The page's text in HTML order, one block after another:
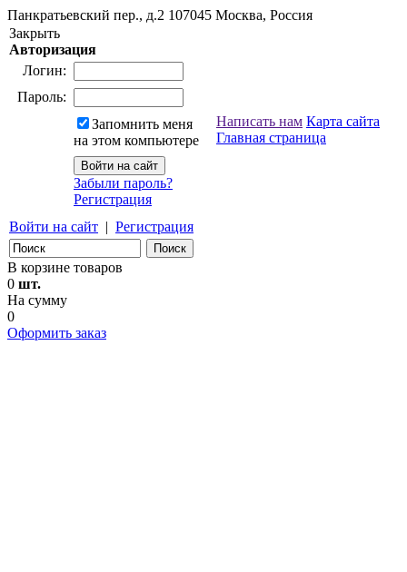
Панкратьевский пер., д.2 107045 Москва, Россия
Закрыть
Авторизация
Логин:
Пароль:
Запомнить меня
на этом компьютере
Забыли пароль?
Регистрация
Войти на сайт | Регистрация
Написать нам Карта сайта
Главная страница
В корзине товаров
0 шт.
На сумму
0
Оформить заказ